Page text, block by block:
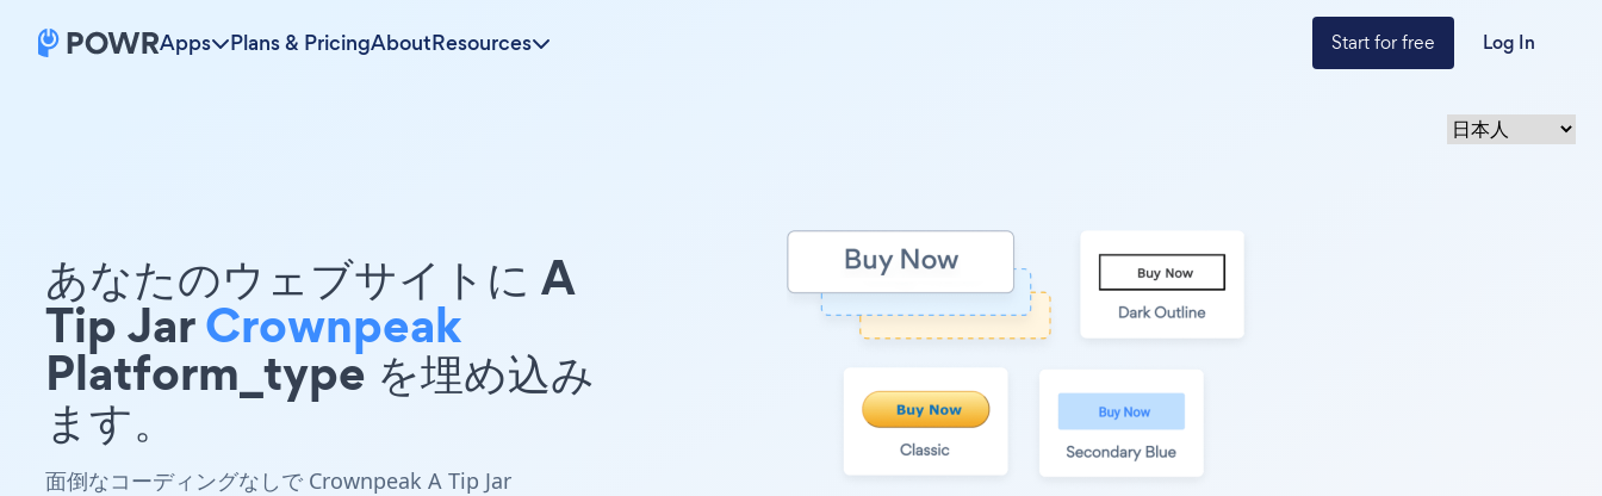
Apps Plans & PricingAboutResources Start for free Log In
あなたのウェブサイトに A
Tip JarCrownpeak
Platform_type を埋め込み
ます。
面倒なコーディングなしで Crownpeak A Tip Jar